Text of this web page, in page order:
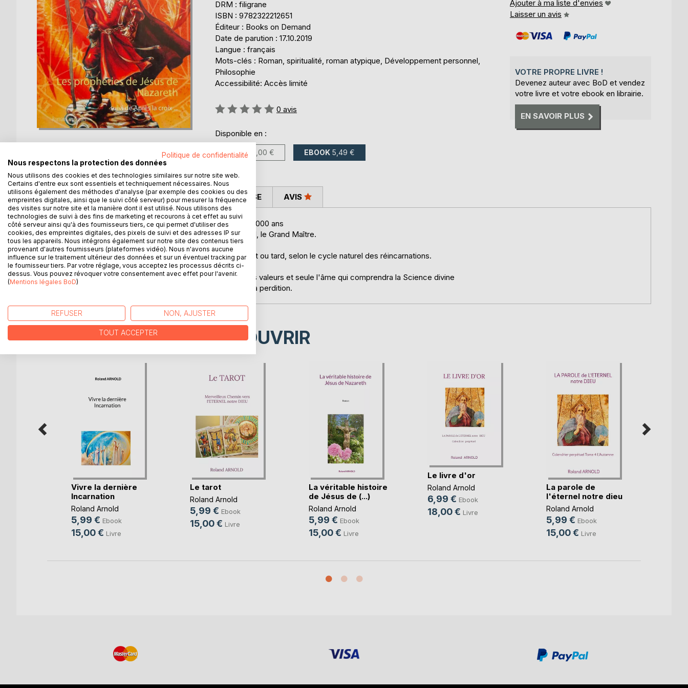
DRM : filigrane
ISBN : 9782322212651
Éditeur : Books on Demand
Date de parution : 17.10.2019
Langue : français
Mots-clés : Roman, spiritualité, roman atypique, Développement personnel,
Philosophie
Accessibilité: Accès limité
Évaluation:
0 avis
Disponible en :
LIVRE 14,00 € EBOOK 5,49 €
Ajouter à ma liste d'envies
Laisser un avis
VOTRE PROPRE LIVRE !
Devenez auteur avec BoD et vendez
votre livre et votre ebook en librairie.
EN SAVOIR PLUS
DESCRIPTION
Notre frère Jésus de Nazareth est venu sur la terre il y a 2000 ans
pour nous annoncer les Prophéties de notre Père l'Eternel, le Grand Maître.
Ces prophéties se réaliseront en chaque âme humaine, tôt ou tard, selon le cycle naturel des réincarnations.
Notre civilisation est entièrement pervertie par de fausses valeurs et seule l'âme qui comprendra la Science divine
pourra être sauvée de l'ignorance, de l'égarement et de la perdition.
AUTEUR(S) CRITIQUES PRESSE AVIS
D’AUTRES TITRES À DÉCOUVRIR
Vivre la dernière
Incarnation
Roland Arnold
5,99 € Ebook
15,00 € Livre
Le tarot
Roland Arnold
5,99 € Ebook
15,00 € Livre
La véritable histoire
de Jésus de (...)
Roland Arnold
5,99 € Ebook
15,00 € Livre
Le livre d'or
Roland Arnold
6,99 € Ebook
18,00 € Livre
La parole de
l'éternel notre dieu
Roland Arnold
5,99 € Ebook
15,00 € Livre
Politique de confidentialité
Nous respectons la protection des données
Nous utilisons des cookies et des technologies similaires sur notre site web.
Certains d'entre eux sont essentiels et techniquement nécessaires. Nous
utilisons également des méthodes d'analyse (par exemple des cookies ou des
empreintes digitales, ainsi que le suivi côté serveur) pour mesurer la fréquence
des visites sur notre site et la manière dont il est utilisé. Nous utilisons des
technologies de suivi à des fins de marketing et recourons à cet effet au suivi
côté serveur ainsi qu'à des fournisseurs tiers, ce qui permet d'utiliser des
cookies, des empreintes digitales, des pixels de suivi et des adresses IP sur
tous les appareils. Nous intégrons également sur notre site des contenus tiers
provenant d'autres fournisseurs (plateformes vidéo). Nous n'avons aucune
influence sur le traitement ultérieur des données et sur un éventuel tracking par
le fournisseur tiers. Par votre réglage, vous acceptez les processus décrits ci-
dessus. Vous pouvez révoquer votre consentement avec effet pour l'avenir.
(Mentions légales BoD)
REFUSER NON, AJUSTER
TOUT ACCEPTER